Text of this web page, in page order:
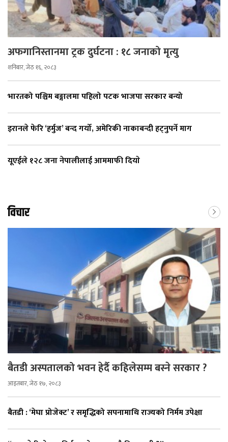
अफगानिस्तानमा ट्रक दुर्घटना : १८ जनाको मृत्यु
शनिबार, जेठ १६, २०८३
भारतको पश्चिम बङ्गालमा पहिलो पटक भाजपा सरकार बन्यो
इरानले फेरि ‘हर्मुज’ बन्द गर्यो, अमेरिकी नाकाबन्दी हट्नुपर्ने माग
यूएईले १२८ जना नेपालीलाई आममाफी दियाे
विचार
बैतडी अस्पतालको भवन हेर्दै कहिलेसम्म बस्ने सरकार ?
आइतबार, जेठ १७, २०८३
बैतडी : ‘मेघा प्रोजेक्ट’ र समृद्धिको सपनामाथि राज्यको निर्मम उपेक्षा